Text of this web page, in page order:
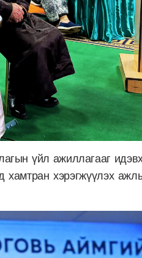
үйл ажиллагааг
хэрэгжүүлэх